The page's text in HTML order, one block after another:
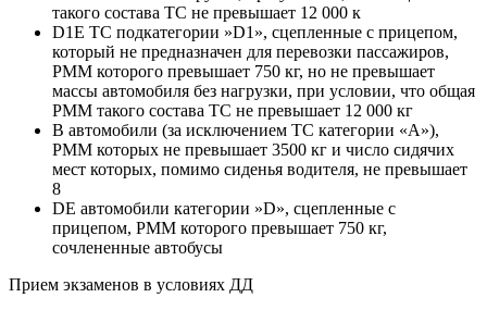
такого состава ТС не превышает 12 000 к
D1E ТС подкатегории »D1», сцепленные с прицепом,
который не предназначен для перевозки пассажиров,
РММ которого превышает 750 кг, но не превышает
массы автомобиля без нагрузки, при условии, что общая
РММ такого состава ТС не превышает 12 000 кг
B автомобили (за исключением ТС категории «A»),
РММ которых не превышает 3500 кг и число сидячих
мест которых, помимо сиденья водителя, не превышает
8
DE автомобили категории »D», сцепленные с
прицепом, РММ которого превышает 750 кг,
сочлененные автобусы
Прием экзаменов в условиях ДД